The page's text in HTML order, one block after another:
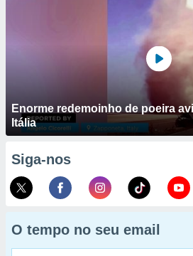
Enorme redemoinho de poeira
Itália
Siga-nos
O tempo no seu email